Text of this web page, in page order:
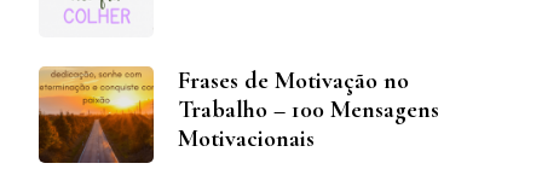
Frases de Motivação no
Trabalho – 100 Mensagens
Motivacionais